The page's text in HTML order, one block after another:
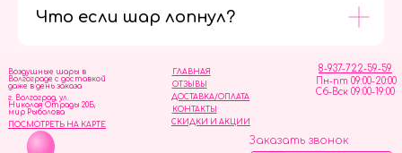
Что если шар лопнул?
ОТЗЫВЫ
ГЛАВНАЯ
ДОСТАВКА/ОПЛАТА
СКИДКИ И АКЦИИ
КОНТАКТЫ
8-937-722-59-59
Пн-пт 09:00-20:00
Сб-Вск 09:00-19:00
Воздушные шары в
Волгограде с доставкой
даже в день заказа
Заказать звонок
г. Волгоград, ул.
Николая Отрады 20Б,
мир Рыболова
ПОСМОТРЕТЬ НА КАРТЕ